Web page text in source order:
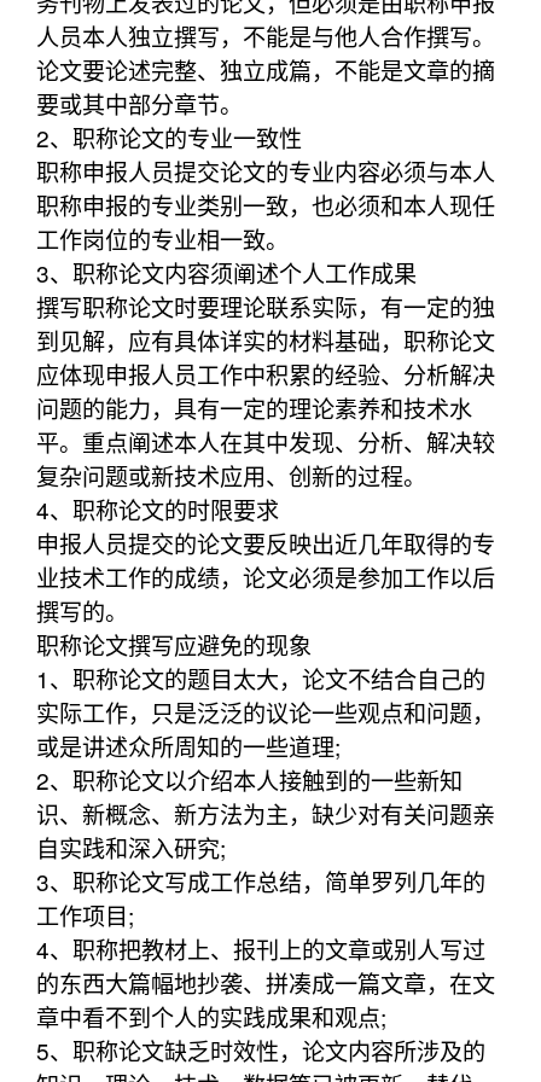
人员本人独立撰写，不能是与他人合作撰写。
论文要论述完整、独立成篇，不能是文章的摘
要或其中部分章节。
2、职称论文的专业一致性
职称申报人员提交论文的专业内容必须与本人
职称申报的专业类别一致，也必须和本人现任
工作岗位的专业相一致。
3、职称论文内容须阐述个人工作成果
撰写职称论文时要理论联系实际，有一定的独
到见解，应有具体详实的材料基础，职称论文
应体现申报人员工作中积累的经验、分析解决
问题的能力，具有一定的理论素养和技术水
平。重点阐述本人在其中发现、分析、解决较
复杂问题或新技术应用、创新的过程。
4、职称论文的时限要求
申报人员提交的论文要反映出近几年取得的专
业技术工作的成绩，论文必须是参加工作以后
撰写的。
职称论文撰写应避免的现象
1、职称论文的题目太大，论文不结合自己的
实际工作，只是泛泛的议论一些观点和问题，
或是讲述众所周知的一些道理;
2、职称论文以介绍本人接触到的一些新知
识、新概念、新方法为主，缺少对有关问题亲
自实践和深入研究;
3、职称论文写成工作总结，简单罗列几年的
工作项目;
4、职称把教材上、报刊上的文章或别人写过
的东西大篇幅地抄袭、拼凑成一篇文章，在文
章中看不到个人的实践成果和观点;
5、职称论文缺乏时效性，论文内容所涉及的